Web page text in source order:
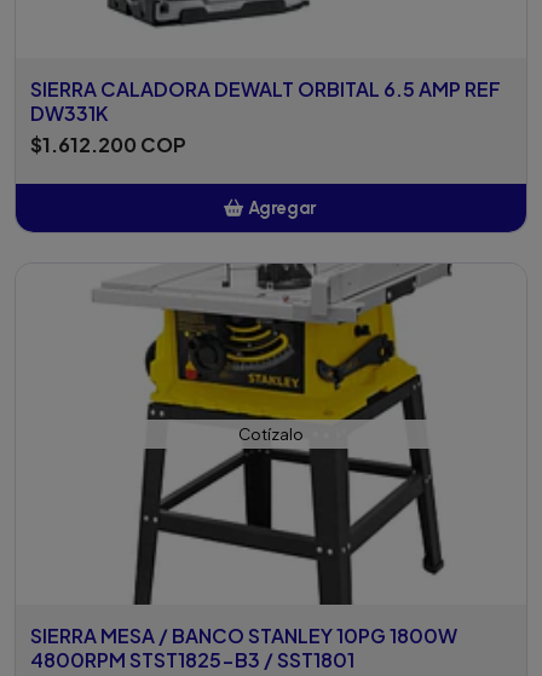
SIERRA CALADORA DEWALT ORBITAL 6.5 AMP REF
DW331K
$1.612.200 COP
Agregar
Cotízalo
SIERRA MESA / BANCO STANLEY 10PG 1800W
4800RPM STST1825-B3 / SST1801